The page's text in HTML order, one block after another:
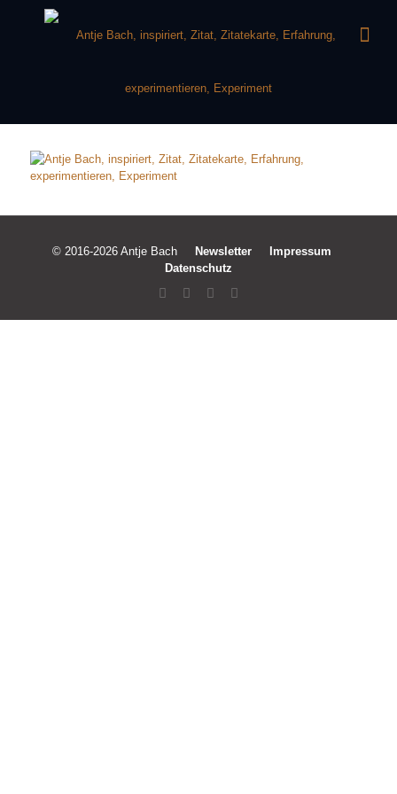
© 2016-2026 Antje Bach Newsletter
Impressum
Datenschutz